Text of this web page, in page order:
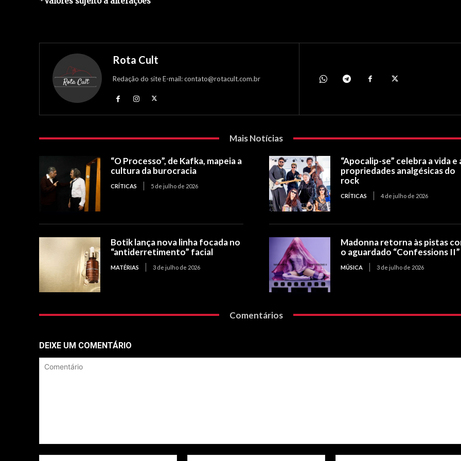
Rota Cult
Redação do site E-mail: contato@rotacult.com.br
Mais Notícias
“O Processo”, de Kafka, mapeia a
cultura da burocracia
CRÍTICAS 5 de julho de 2026
“Apocalip-se” celebra a vida e
propriedades analgésicas do
rock
CRÍTICAS 4 de julho de 2026
Botik lança nova linha focada no
“antiderretimento” facial
MATÉRIAS 3 de julho de 2026
Madonna retorna às pistas
o aguardado “Confessions II”
MÚSICA 3 de julho de 2026
Comentários
DEIXE UM COMENTÁRIO